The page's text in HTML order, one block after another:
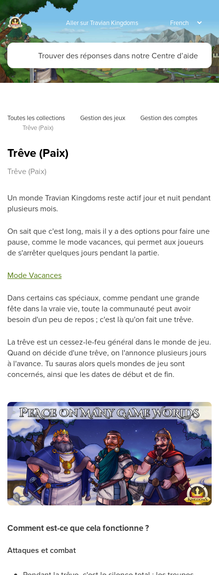
Aller sur Travian Kingdoms
Toutes les collections Gestion des jeux
Gestion des comptes
Trêve (Paix)
Trêve (Paix)
Trêve (Paix)
Un monde Travian Kingdoms reste actif jour et nuit pendant
plusieurs mois.
On sait que c'est long, mais il y a des options pour faire une
pause, comme le mode vacances, qui permet aux joueurs
de s'arrêter quelques jours pendant la partie.
Mode Vacances
Dans certains cas spéciaux, comme pendant une grande
fête dans la vraie vie, toute la communauté peut avoir
besoin d'un peu de repos ; c'est là qu'on fait une trêve.
La trêve est un cessez-le-feu général dans le monde de jeu.
Quand on décide d'une trêve, on l'annonce plusieurs jours
à l'avance. Tu sauras alors quels mondes de jeu sont
concernés, ainsi que les dates de début et de fin.
Comment est-ce que cela fonctionne ?
Attaques et combat